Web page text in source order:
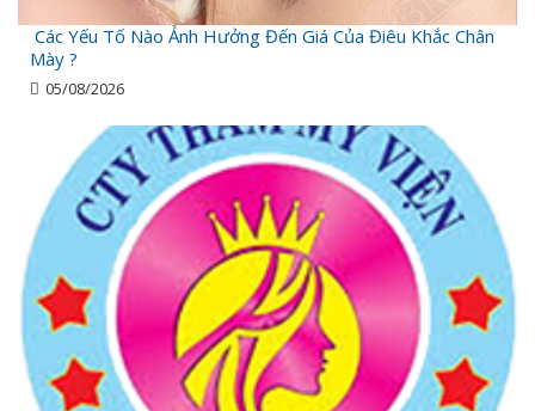
Các Yếu Tố Nào Ảnh Hưởng Đến Giá Của Điêu Khắc Chân
Mày ?
05/08/2026